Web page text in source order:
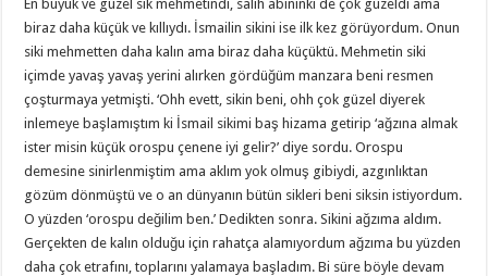
En büyük ve güzel sik mehmetindi, salih abininki de çok güzeldi ama
biraz daha küçük ve kıllıydı. İsmailin sikini ise ilk kez görüyordum. Onun
siki mehmetten daha kalın ama biraz daha küçüktü. Mehmetin siki
içimde yavaş yavaş yerini alırken gördüğüm manzara beni resmen
çoşturmaya yetmişti. ‘Ohh evett, sikin beni, ohh çok güzel diyerek
inlemeye başlamıştım ki İsmail sikimi baş hizama getirip ‘ağzına almak
ister misin küçük orospu çenene iyi gelir?’ diye sordu. Orospu
demesine sinirlenmiştim ama aklım yok olmuş gibiydi, azgınlıktan
gözüm dönmüştü ve o an dünyanın bütün sikleri beni siksin istiyordum.
O yüzden ‘orospu değilim ben.’ Dedikten sonra. Sikini ağzıma aldım.
Gerçekten de kalın olduğu için rahatça alamıyordum ağzıma bu yüzden
daha çok etrafını, toplarını yalamaya başladım. Bi süre böyle devam